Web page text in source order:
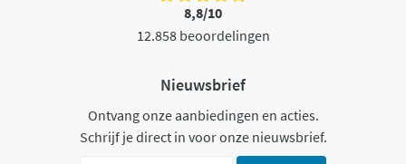
8,8/10
12.858 beoordelingen
Nieuwsbrief
Ontvang onze aanbiedingen en acties.
Schrijf je direct in voor onze nieuwsbrief.